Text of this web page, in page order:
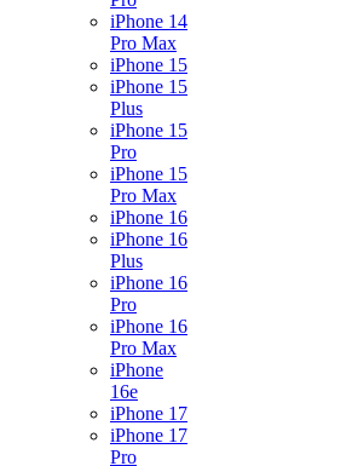
iPhone 14
Pro Max
iPhone 15
iPhone 15
Plus
iPhone 15
Pro
iPhone 15
Pro Max
iPhone 16
iPhone 16
Plus
iPhone 16
Pro
iPhone 16
Pro Max
iPhone
16e
iPhone 17
iPhone 17
Pro